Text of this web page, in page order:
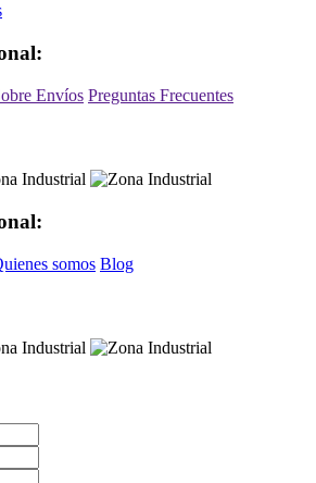
Envíos Preguntas Frecuentes
somos Blog